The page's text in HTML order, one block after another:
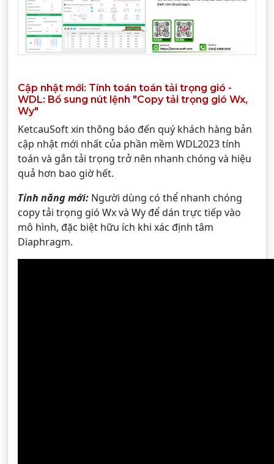
Cập nhật mới: Tính toán toán tải trọng gió -
WDL: Bổ sung nút lệnh "Copy tải trọng gió Wx,
Wy"
KetcauSoft xin thông báo đến quý khách hàng bản
cập nhật mới nhất của phần mềm WDL2023 tính
toán và gắn tải trọng trở nên nhanh chóng và hiệu
quả hơn bao giờ hết.
Tính năng mới: Người dùng có thể nhanh chóng
copy tải trọng gió Wx và Wy để dán trực tiếp vào
mô hình, đặc biệt hữu ích khi xác định tâm
Diaphragm.